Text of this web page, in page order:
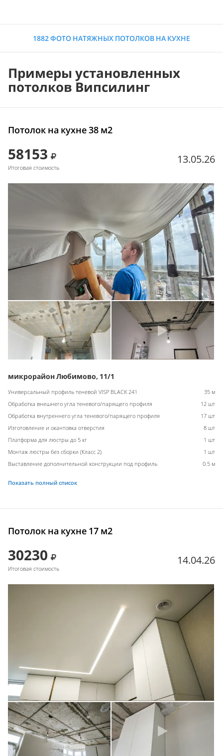
1882 ФОТО НАТЯЖНЫХ ПОТОЛКОВ НА КУХНЕ
Примеры установленных
потолков Випсилинг
Потолок на кухне 38 м2
58153
Итоговая стоимость
13.05.26
микрорайон Любимово, 11/1
Универсальный профиль теневой VISP BLACK 241
35 м
Обработка внешнего угла теневого/парящего профиля
12 шт
Обработка внутреннего угла теневого/парящего профиля
17 шт
Изготовление и окантовка отверстия
8 шт
Платформа для люстры до 5 кг
1 шт
Монтаж люстры без сборки (Класс 2)
1 шт
Выставление дополнительной конструкции под профиль
0.5 м
Показать полный список
Потолок на кухне 17 м2
30230
Итоговая стоимость
14.04.26